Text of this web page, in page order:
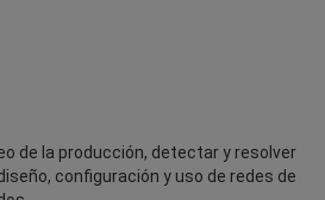
de la producción, detectar y resolver
configuración y uso de redes de